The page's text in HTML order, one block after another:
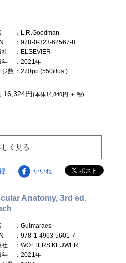
：L.R.Goodman
：978-0-323-62567-8
社
：ELSEVIER
年
：2021年
ジ数 ：270pp.(550illus.)
16,324円(本体14,840円 ＋ 税)
しく見る
いいね
Anatomy, 3rd ed.
：Guimaraes
：978-1-4963-5601-7
社
：WOLTERS KLUWER
年
：2021年